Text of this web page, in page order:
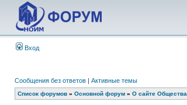
Вход
Сообщения без ответов | Активные темы
Список форумов » Основной форум » О сайте Общества